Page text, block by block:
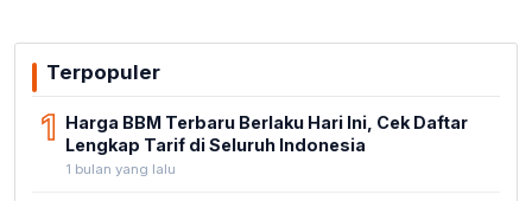
Terpopuler
1 Harga BBM Terbaru Berlaku Hari Ini, Cek Daftar
Lengkap Tarif di Seluruh Indonesia
1 bulan yang lalu